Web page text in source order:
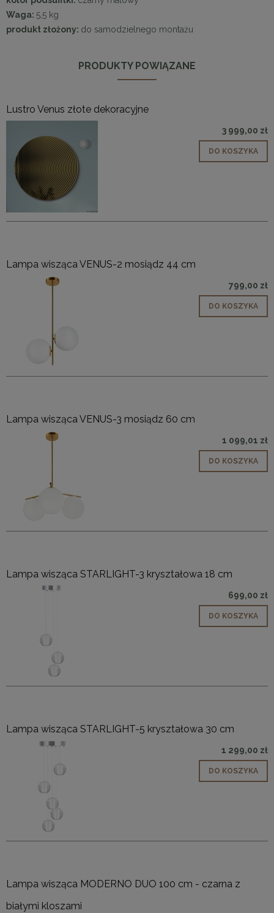
Waga: 5,5 kg
produkt złożony: do samodzielnego montażu
PRODUKTY POWIĄZANE
Lustro Venus złote dekoracyjne
3 999,00 zł
DO KOSZYKA
Lampa wisząca VENUS-2 mosiądz 44 cm
799,00 zł
DO KOSZYKA
Lampa wisząca VENUS-3 mosiądz 60 cm
1 099,01 zł
DO KOSZYKA
Lampa wisząca STARLIGHT-3 kryształowa 18 cm
699,00 zł
DO KOSZYKA
Lampa wisząca STARLIGHT-5 kryształowa 30 cm
1 299,00 zł
DO KOSZYKA
Lampa wisząca MODERNO DUO 100 cm - czarna z
białymi kloszami